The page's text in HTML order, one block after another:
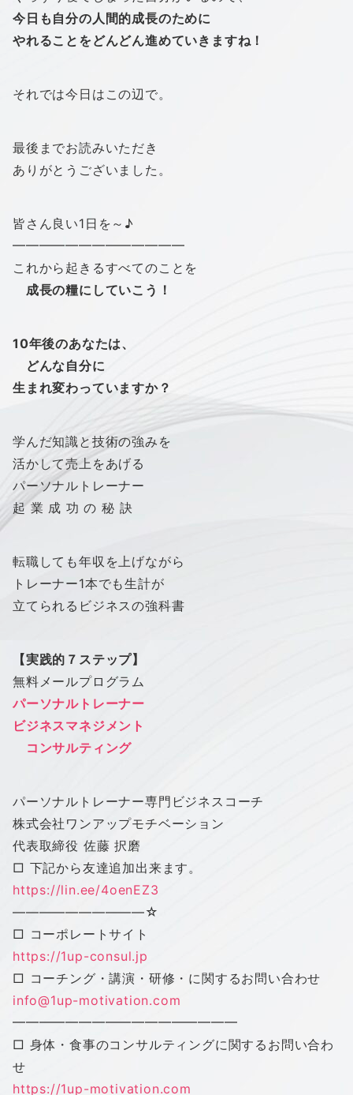
今日も自分の人間的成長のために
やれることをどんどん進めていきますね！
それでは今日はこの辺で。
最後までお読みいただき
ありがとうございました。
皆さん良い1日を～♪
━━━━━━━━━━━━━
これから起きるすべてのことを
成長の糧にしていこう！
10年後のあなたは、
どんな自分に
生まれ変わっていますか？
学んだ知識と技術の強みを
活かして売上をあげる
パーソナルトレーナー
起 業 成 功 の 秘 訣
転職しても年収を上げながら
トレーナー1本でも生計が
立てられるビジネスの強科書
【実践的７ステップ】
無料メールプログラム
パーソナルトレーナー
ビジネスマネジメント
コンサルティング
パーソナルトレーナー専門ビジネスコーチ
株式会社 ワンアップモチベーション
代表取締役 佐藤 択磨
□ 下記から友達追加出来ます。
https://lin.ee/4oenEZ3
——————————☆
□ コーポレートサイト
https://1up-consul.jp
□ コーチング・講演・研修・に関するお問い合わせ
info@1up-motivation.com
━━━━━━━━━━━━━━━━━
□ 身体・食事のコンサルティングに関するお問い合わ
せ
https://1up-motivation.com